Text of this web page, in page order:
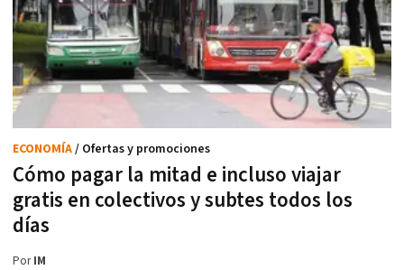
Cómo pagar la mitad e incluso viajar
gratis en colectivos y subtes todos los
días
ECONOMÍA/ Ofertas y promociones
PorIM